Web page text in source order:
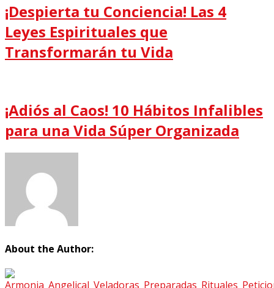
¡Despierta tu Conciencia! Las 4
Leyes Espirituales que
Transformarán tu Vida
¡Adiós al Caos! 10 Hábitos Infalibles
para una Vida Súper Organizada
About the Author: